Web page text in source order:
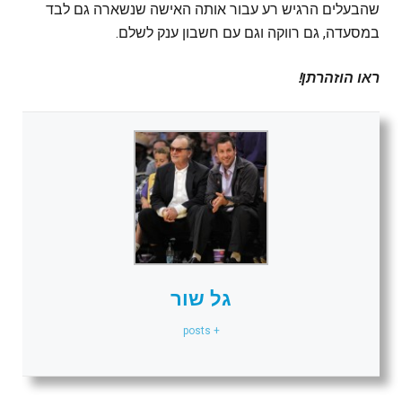
שהבעלים הרגיש רע עבור אותה האישה שנשארה גם לבד
במסעדה, גם רווקה וגם עם חשבון ענק לשלם.
ראו הוזהרתן!
גל שור
+ posts